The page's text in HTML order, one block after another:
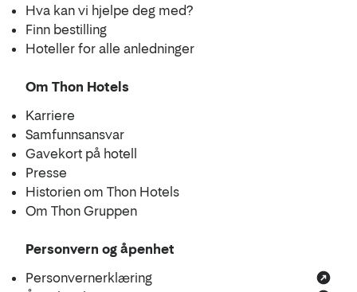
Hva kan vi hjelpe deg med?
Finn bestilling
Hoteller for alle anledninger
Om Thon Hotels
Karriere
Samfunnsansvar
Gavekort på hotell
Presse
Historien om Thon Hotels
Om Thon Gruppen
Personvern og åpenhet
Personvernerklæring